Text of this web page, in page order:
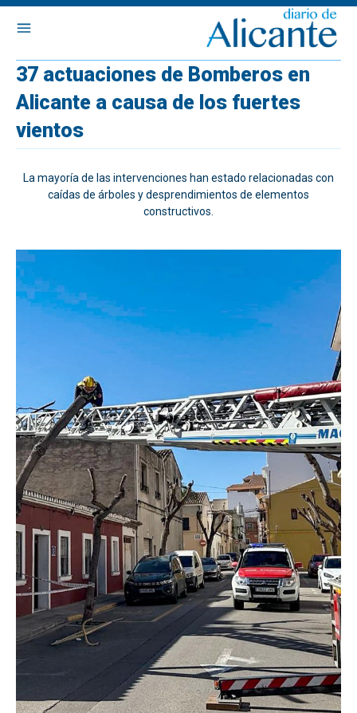
37 actuaciones de Bomberos en
Alicante a causa de los fuertes
vientos
La mayoría de las intervenciones han estado relacionadas con
caídas de árboles y desprendimientos de elementos
constructivos.